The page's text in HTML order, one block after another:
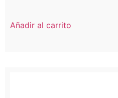
Añadir al carrito